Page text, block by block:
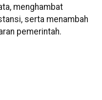
menghambat
serta menambah
pemerintah.